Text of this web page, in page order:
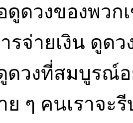
ดูดวงของพว
จ่ายเงิน ดูด
ดวงที่สมบูรณ์
ๆ คนเราจะ